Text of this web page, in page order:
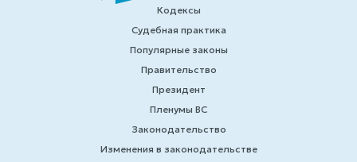
Кодексы
Судебная практика
Популярные законы
Правительство
Президент
Пленумы ВС
Законодательство
Изменения в законодательстве